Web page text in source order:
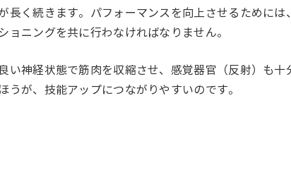
長く続きます。パフォーマンスを向上させるためには、
ョニングを共に行わなければなりません。
い神経状態で筋肉を収縮させ、感覚器官（反射）も十
うが、技能アップにつながりやすいのです。